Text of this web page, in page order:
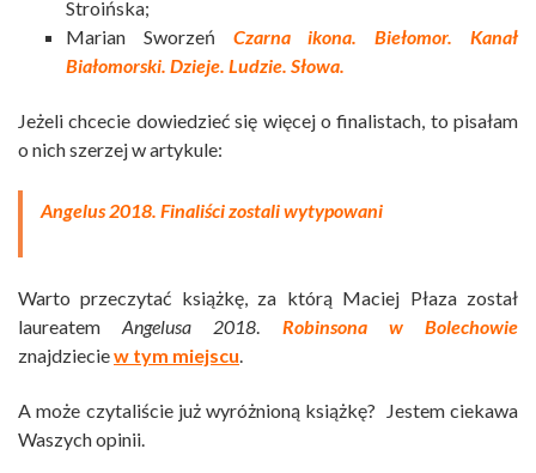
Stroińska;
Marian Sworzeń
Czarna ikona. Biełomor. Kanał
Białomorski. Dzieje. Ludzie. Słowa.
Jeżeli chcecie dowiedzieć się więcej o finalistach, to pisałam
o nich szerzej w artykule:
Angelus 2018. Finaliści zostali wytypowani
Warto przeczytać książkę, za którą Maciej Płaza został
laureatemAngelusa 2018. Robinsona w Bolechowie
znajdzieciew tym miejscu.
A może czytaliście już wyróżnioną książkę? Jestem ciekawa
Waszych opinii.